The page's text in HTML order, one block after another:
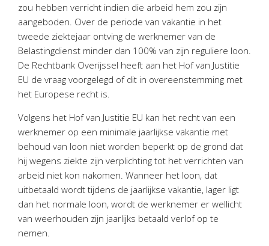
Klantenportaal – Online dossiers
Online Salaris – Salarissen
Nextens-Accorderen aangiften
zou hebben verricht indien die arbeid hem zou zijn
aangeboden. Over de periode van vakantie in het
tweede ziektejaar ontving de werknemer van de
Belastingdienst minder dan 100% van zijn reguliere loon.
De Rechtbank Overijssel heeft aan het Hof van Justitie
EU de vraag voorgelegd of dit in overeenstemming met
het Europese recht is.
Volgens het Hof van Justitie EU kan het recht van een
werknemer op een minimale jaarlijkse vakantie met
behoud van loon niet worden beperkt op de grond dat
hij wegens ziekte zijn verplichting tot het verrichten van
arbeid niet kon nakomen. Wanneer het loon, dat
uitbetaald wordt tijdens de jaarlijkse vakantie, lager ligt
dan het normale loon, wordt de werknemer er wellicht
van weerhouden zijn jaarlijks betaald verlof op te
nemen.